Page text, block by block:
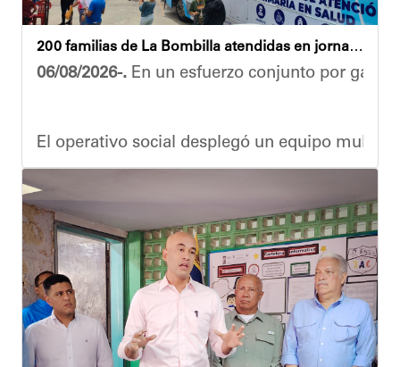
200 familias de La Bombilla atendidas en jornada integral
06/08/2026-. En un esfuerzo conjunto por
El operativo social desplegó un equipo
Durante la actividad, los asistentes contaron
Eudicis Viva, habitante de la comunidad y
Esta iniciativa se enmarca en la política social